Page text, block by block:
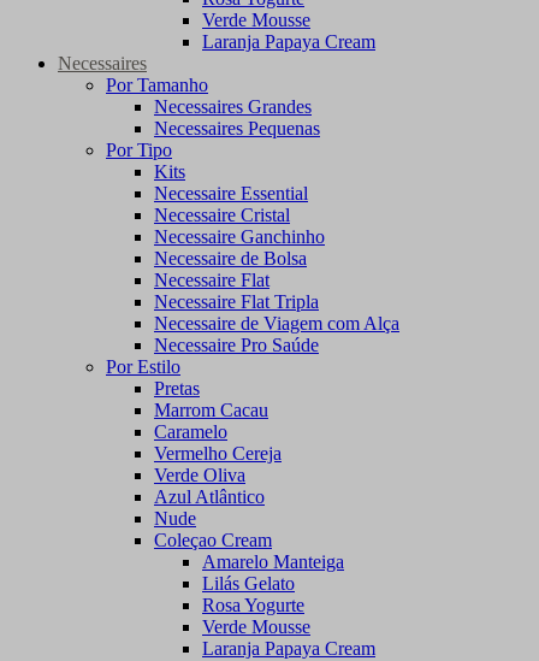
Verde Mousse
Laranja Papaya Cream
Necessaires
Por Tamanho
Necessaires Grandes
Necessaires Pequenas
Por Tipo
Kits
Necessaire Essential
Necessaire Cristal
Necessaire Ganchinho
Necessaire de Bolsa
Necessaire Flat
Necessaire Flat Tripla
Necessaire de Viagem com Alça
Necessaire Pro Saúde
Por Estilo
Pretas
Marrom Cacau
Caramelo
Vermelho Cereja
Verde Oliva
Azul Atlântico
Nude
Coleçao Cream
Amarelo Manteiga
Lilás Gelato
Rosa Yogurte
Verde Mousse
Laranja Papaya Cream